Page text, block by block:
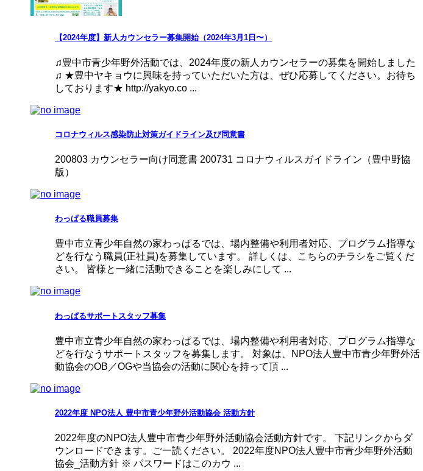
【2024年度】新人カウンセラー募集開始（2024年3月1日〜）
♫豊中市青少年野外活動では、2024年度の新人カウンセラーの募集を開始しました
♫ ★豊中ヤキョウに興味を持っていただいた方は、ぜひ応募してください。お待ち
しております★ http://yakyo.co ...
コロナウィルス感染防止対策ガイドライン及び同意書
200803 カウンセラー向け同意書 200731 コロナウィルスガイドライン（豊中野協
版）
わっぱる職員募集
豊中市立青少年自然の家わっぱるでは、場内整備や利用者対応、プログラム指導な
どを行なう職員(正社員)を募集しています。 詳しくは、こちらのチラシをご覧くだ
さい。 皆様と一緒に活動できることを楽しみにして ...
わっぱるサポートスタッフ募集
豊中市立青少年自然の家わっぱるでは、場内整備や利用者対応、プログラム指導な
どを行なうサポートスタッフを募集します。 対象は、NPO法人豊中市青少年野外活
動協会のOB／OGや当協会の活動に関心を持って頂 ...
2022年度 NPO法人 豊中市青少年野外活動協会 活動方針
2022年度のNPO法人豊中市青少年野外活動協会活動方針です。 下記リンクからダ
ウンロードできます。ご一読ください。 2022年度NPO法人豊中市青少年野外活動
協会_活動方針 ※ パスワードはこのカウ ...